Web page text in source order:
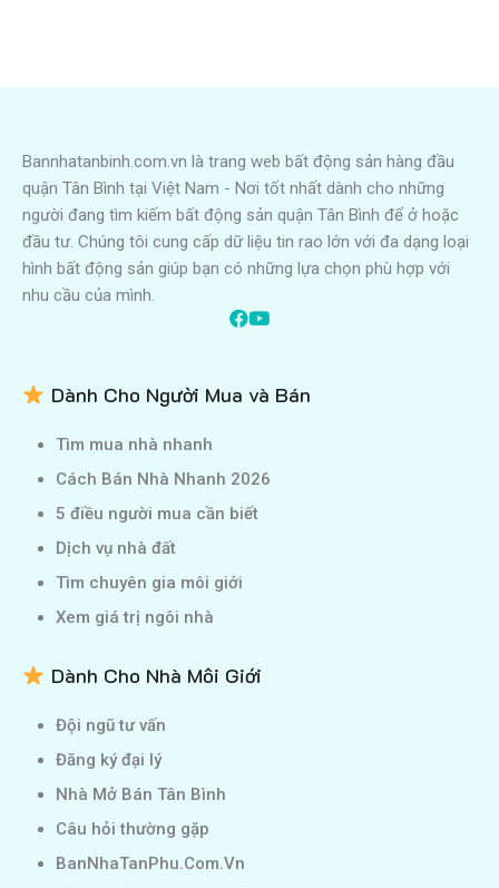
Bannhatanbinh.com.vn là trang web bất động sản hàng đầu
quận Tân Bình tại Việt Nam - Nơi tốt nhất dành cho những
người đang tìm kiếm bất động sản quận Tân Bình để ở hoặc
đầu tư. Chúng tôi cung cấp dữ liệu tin rao lớn với đa dạng loại
hình bất động sản giúp bạn có những lựa chọn phù hợp với
nhu cầu của mình.
Dành Cho Người Mua và Bán
Tìm mua nhà nhanh
Cách Bán Nhà Nhanh 2026
5 điều người mua cần biết
Dịch vụ nhà đất
Tìm chuyên gia môi giới
Xem giá trị ngôi nhà
Dành Cho Nhà Môi Giới
Đội ngũ tư vấn
Đăng ký đại lý
Nhà Mở Bán Tân Bình
Câu hỏi thường gặp
BanNhaTanPhu.Com.Vn